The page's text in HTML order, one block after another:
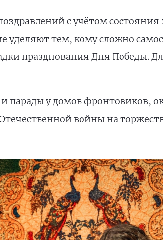
с учётом состояния
уделяют тем, кому сложно
празднования Дня Победы.
парады у домов фронтовиков,
войны на